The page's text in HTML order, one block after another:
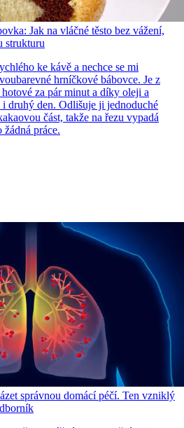
Jak na vláčné těsto bez vážení,
strukturu
ke kávě a nechce se mi
hrníčkové bábovce. Je z
za pár minut a díky oleji a
druhý den. Odlišuje ji jednoduché
část, takže na řezu vypadá
práce.
správnou domácí péčí. Ten vzniklý